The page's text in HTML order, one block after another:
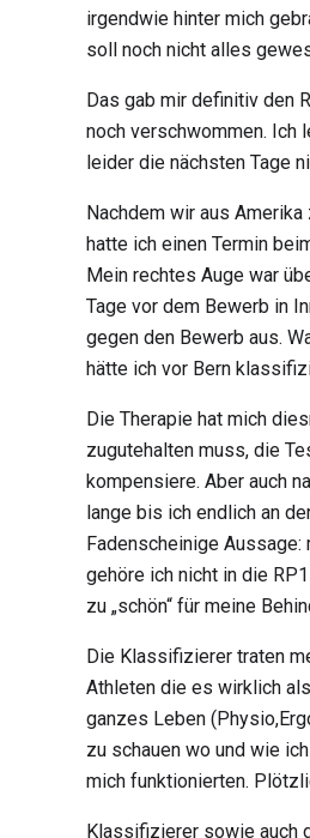
irgendwie hinter mich
soll noch nicht alles
Das gab mir definitiv den
noch verschwommen. Ich
leider die nächsten Tage
Nachdem wir aus
hatte ich einen Termin
Mein rechtes Auge war
Tage vor dem Bewerb in
gegen den Bewerb aus.
hätte ich vor Bern
Die Therapie hat mich
zugutehalten muss, die
kompensiere. Aber auch
lange bis ich endlich an
Fadenscheinige
gehöre ich nicht in die
zu „schön“ für meine
Die Klassifizierer traten
Athleten die es wirklich
ganzes Leben
zu schauen wo und wie
mich funktionierten.
Klassifizierer sowie auch